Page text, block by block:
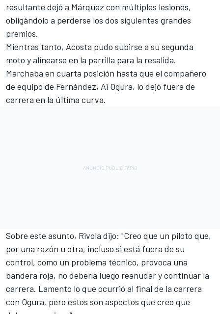
resultante dejó a Márquez con múltiples lesiones,
obligándolo a perderse los dos siguientes grandes
premios.
Mientras tanto, Acosta pudo subirse a su segunda
moto y alinearse en la parrilla para la resalida.
Marchaba en cuarta posición hasta que el compañero
de equipo de Fernández, Ai Ogura, lo dejó fuera de
carrera en la última curva.
Sobre este asunto, Rivola dijo: "Creo que un piloto que,
por una razón u otra, incluso si está fuera de su
control, como un problema técnico, provoca una
bandera roja, no debería luego reanudar y continuar la
carrera. Lamento lo que ocurrió al final de la carrera
con Ogura, pero estos son aspectos que creo que